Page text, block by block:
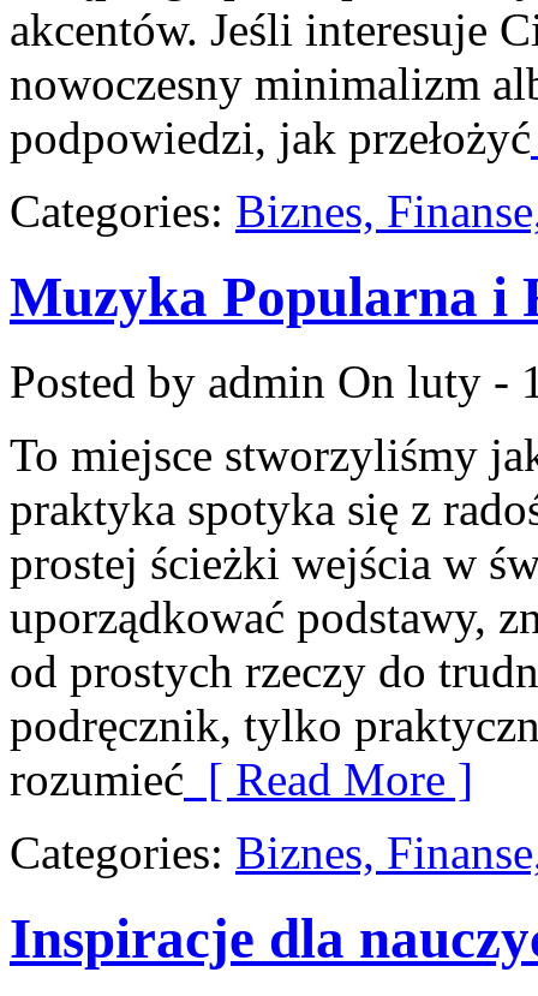
akcentów. Jeśli interesuje
nowoczesny minimalizm
podpowiedzi, jak przełożyć
Categories: Biznes,
Muzyka Popularna i
Posted by admin On luty -
To miejsce stworzyliśmy
praktyka spotyka się z
prostej ścieżki wejścia w
uporządkować podstawy,
od prostych rzeczy do
podręcznik, tylko
rozumieć [ Read More ]
Categories: Biznes,
Inspiracje dla